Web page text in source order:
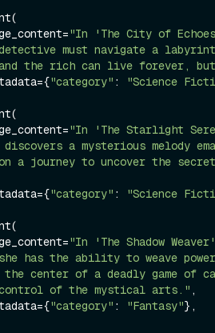
page_content=
"In 'The City of
must navigate a
the rich can live forever,
metadata={
"category" : "Science
page_content=
"In 'The Starlight
discovers a mysterious melody
a journey to uncover the
metadata={
"category" : "Science
page_content=
"In 'The Shadow
has the ability to weave
center of a deadly game of
of the mystical arts." ,
metadata={
"category" : "Fantasy"},